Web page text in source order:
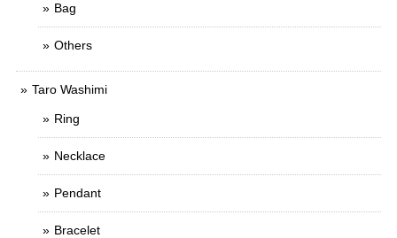
Bag
Others
Taro Washimi
Ring
Necklace
Pendant
Bracelet